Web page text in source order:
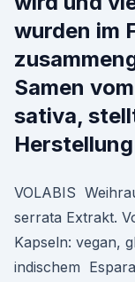
wurden im
Samen
sativa,
VOLABIS
serrata Extrakt.
Kapseln: vegan,
indischem